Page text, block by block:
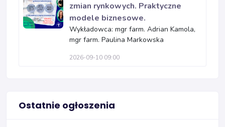
zmian rynkowych. Praktyczne
modele biznesowe.
Wykładowca: mgr farm. Adrian Kamola,
mgr farm. Paulina Markowska
2026-09-10 09:00
Ostatnie ogłoszenia